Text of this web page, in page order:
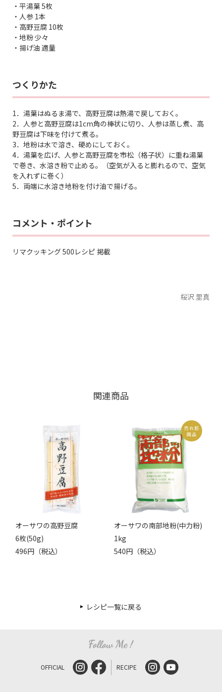
・平湯葉 5枚
・人参 1本
・高野豆腐 10枚
・地粉 少々
・揚げ油 適量
つくりかた
1．湯葉はぬるま湯で、高野豆腐は熱湯で戻しておく。
2．人参と高野豆腐は1cm角の棒状に切り、人参は蒸し煮、高
野豆腐は下味を付けて煮る。
3．地粉は水で溶き、硬めにしておく。
4．湯葉を広げ、人参と高野豆腐を市松（格子状）に重ね湯葉
で巻き、水溶き粉で止める。（空気が入ると膨れるので、空気
を入れずに巻く）
5．両端に水溶き地粉を付け油で揚げる。
コメント・ポイント
リマクッキング 500レシピ 掲載
桜沢 里真
関連商品
オーサワの高野豆腐
6枚(50g)
496円（税込）
オーサワの南部地粉(中力粉)
1kg
540円（税込）
レシピ一覧に戻る
OFFICIAL RECIPE